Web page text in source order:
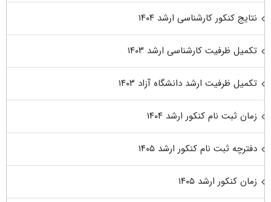
نتایج کنکور کارشناسی ارشد ۱۴۰۴
تکمیل ظرفیت کارشناسی ارشد ۱۴۰۳
تکمیل ظرفیت ارشد دانشگاه آزاد ۱۴۰۳
زمان ثبت نام کنکور ارشد ۱۴۰۴
دفترچه ثبت نام کنکور ارشد ۱۴۰۵
زمان کنکور ارشد ۱۴۰۵